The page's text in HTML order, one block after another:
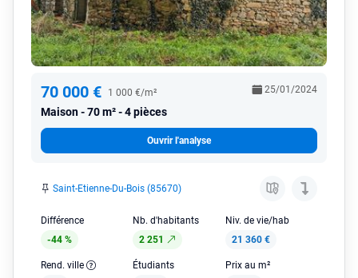
70 000 € 1 000 €/m²
Maison 70 m² - 4 pièces
25/01/2024
Ouvrir l'analyse
Saint-Etienne-Du-Bois (85670)
Différence
-44 %
Nb. d'habitants
2 251
Niv. de vie/hab
21 360 €
Rend. ville
Étudiants
Prix au m²